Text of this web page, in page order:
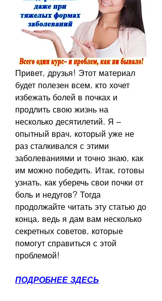
Привет, друзья! Этот материал
будет полезен всем, кто хочет
избежать болей в почках и
продлить свою жизнь на
несколько десятилетий. Я –
опытный врач, который уже не
раз сталкивался с этими
заболеваниями и точно знаю, как
им можно победить. Итак, готовы
узнать, как уберечь свои почки от
боль и недугов? Тогда
продолжайте читать эту статью до
конца, ведь я дам вам несколько
секретных советов, которые
помогут справиться с этой
проблемой!
ПОДРОБНЕЕ ЗДЕСЬ